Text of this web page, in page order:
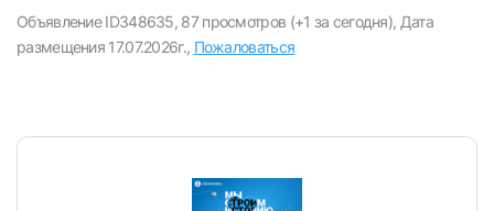
вакансии с контактами и оставлять отклики
E-mail или Телефон
Объявление ID348635, 87 просмотров (+1 за сегодня), Дата
размещения 17.07.2026г., Пожаловаться